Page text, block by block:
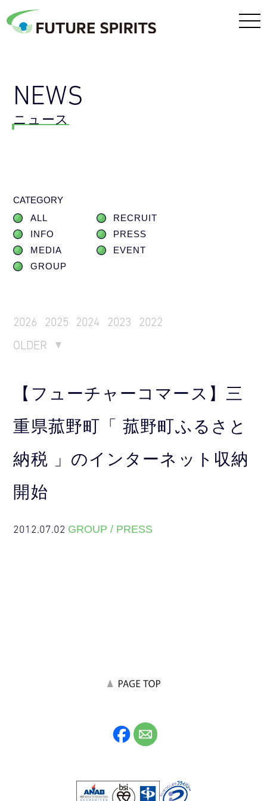
NEWS
ニュース
CATEGORY
ALL
RECRUIT
INFO
PRESS
MEDIA
EVENT
GROUP
2026 2025 2024 2023
2022
OLDER
【フューチャーコマース】三
重県菰野町「 菰野町ふるさと
納税 」のインターネット収納
開始
2012.07.02 GROUP / PRESS